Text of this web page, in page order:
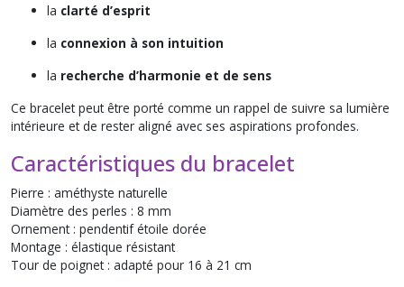
la clarté d’esprit
la connexion à son intuition
la recherche d’harmonie et de sens
Ce bracelet peut être porté comme un rappel de suivre sa lumière
intérieure et de rester aligné avec ses aspirations profondes.
Caractéristiques du bracelet
Pierre : améthyste naturelle
Diamètre des perles : 8 mm
Ornement : pendentif étoile dorée
Montage : élastique résistant
Tour de poignet : adapté pour 16 à 21 cm